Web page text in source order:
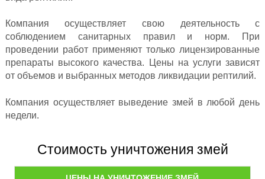
Компания осуществляет свою деятельность с
соблюдением санитарных правил и норм. При
проведении работ применяют только лицензированные
препараты высокого качества. Цены на услуги зависят
от объемов и выбранных методов ликвидации рептилий.
Компания осуществляет выведение змей в любой день
недели.
Стоимость уничтожения змей